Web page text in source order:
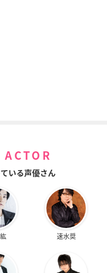
いる声優さん
速水奨